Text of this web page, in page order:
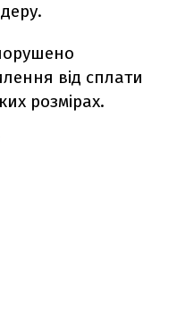
від сплати
розмірах.